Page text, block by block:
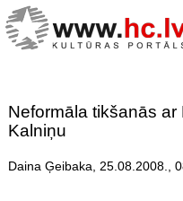
Neformāla tikšanās
Kalniņu
Daina Ģeibaka, 25.08.2008.,